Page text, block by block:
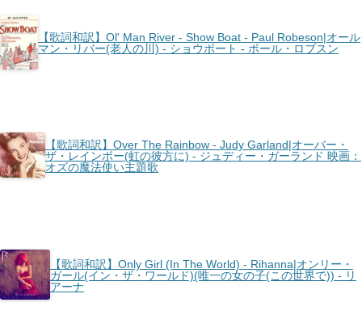
【歌詞和訳】Ol' Man River - Show Boat - Paul Robeson|オール
マン・リバー(老人の川) - ショウボート - ポール・ロブスン
【歌詞和訳】Over The Rainbow - Judy Garland|オーバー・
ザ・レインボー(虹の彼方に) - ジュディー・ガーランド 映画：
オズの魔法使い主題歌
【歌詞和訳】Only Girl (In The World) - Rihanna|オンリー・
ガール(イン・ザ・ワールド)(唯一の女の子(この世界で)) - リ
アーナ